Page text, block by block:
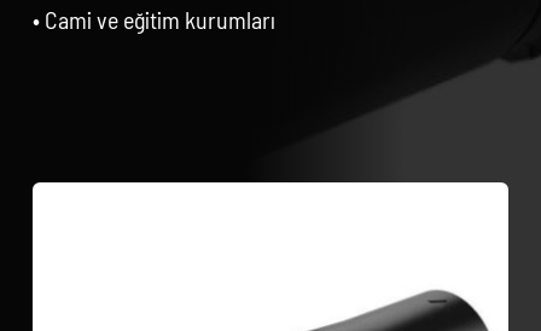
• Cami ve eğitim kurumları